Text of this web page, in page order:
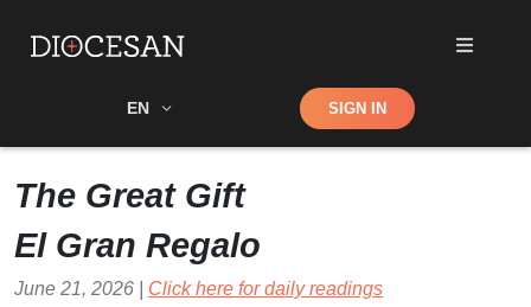
EN Shop SIGN IN
The Great Gift
El Gran Regalo
June 21, 2026 | Click here for daily readings